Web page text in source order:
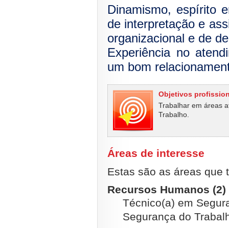
Dinamismo, espírito
de interpretação e
organizacional e de
Experiência no
um bom
Objetivos
Trabalhar em áreas
Trabalho.
Áreas de interesse
Estas são as áreas que
Recursos Humanos (2)
Técnico(a) em
Segurança do